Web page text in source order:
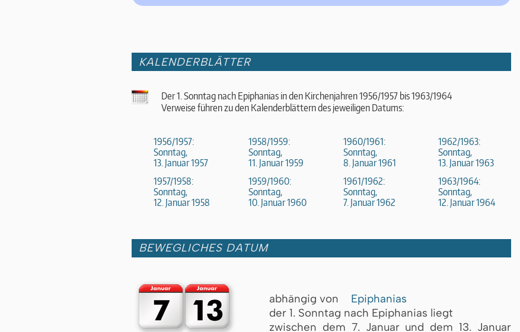
KALENDERBLÄTTER
Der 1. Sonntag nach Epiphanias in den Kirchenjahren 1956/1957 bis 1963/1964
Verweise führen zu den Kalenderblättern des jeweiligen Datums:
1956/1957:
Sonntag,
13. Januar 1957
1957/1958:
Sonntag,
12. Januar 1958
1958/1959:
Sonntag,
11. Januar 1959
1959/1960:
Sonntag,
10. Januar 1960
1960/1961:
Sonntag,
8. Januar 1961
1961/1962:
Sonntag,
7. Januar 1962
1962/1963:
Sonntag,
13. Januar 1963
1963/1964:
Sonntag,
12. Januar 1964
BEWEGLICHES DATUM
abhängig von
Epiphanias
der 1. Sonntag nach Epiphanias liegt
zwischen dem 7. Januar und dem 13. Januar